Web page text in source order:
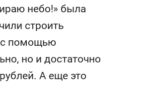
небо!» была
строить
с помощью
но и достаточно
А еще это
Face
будет
Опыт выживания в
природе, работа